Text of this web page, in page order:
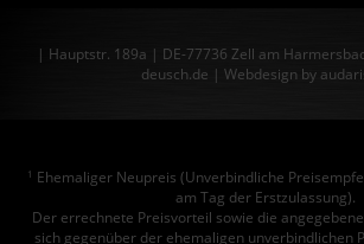
| Hauptstr. 189a | DE-77736 Zell am
deusch.de | Webdesign by
1 Ehemaliger Neupreis (Unverbindliche
am Tag der Erstzulassung).
Der errechnete Preisvorteil sowie die
sich gegenüber der ehemaligen unverbindlichen